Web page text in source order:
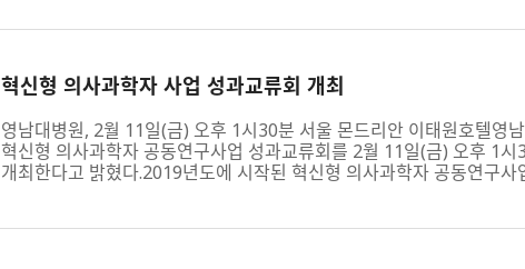
혁신형 의사과학자 사업 성과교류회 개최
영남대병원, 2월 11일(금) 오후 1시30분 서울 몬드리안 이태원호텔영
혁신형 의사과학자 공동연구사업 성과교류회를 2월 11일(금) 오후 1
개최한다고 밝혔다.2019년도에 시작된 혁신형 의사과학자 공동연구